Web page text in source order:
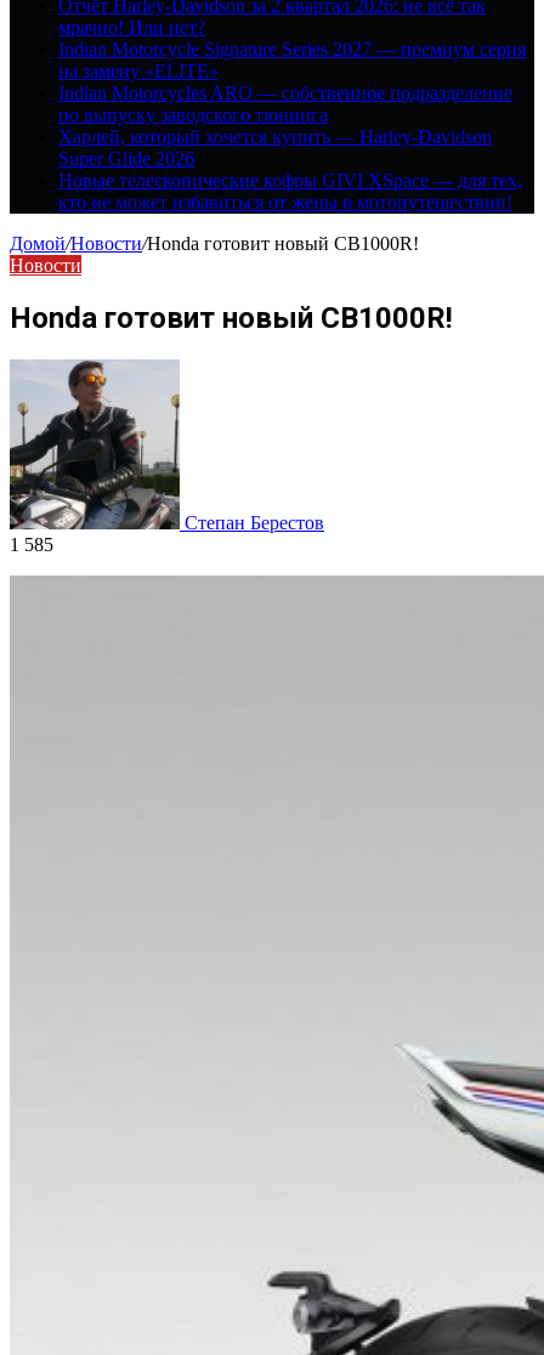
Отчёт Harley-Davidson за 2 квартал 2026: не всё так
мрачно! Или нет?
Indian Motorcycle Signature Series 2027 — премиум серия
на замену «ELITE»
Indian Motorcycles ARO — собственное подразделение
по выпуску заводского тюнинга
Харлей, который хочется купить — Harley-Davidson
Super Glide 2026
Новые телескопические кофры GIVI XSpace — для тех,
кто не может избавиться от жены в мотопутешествии!
Домой/Новости/Honda готовит новый CB1000R!
Новости
Honda готовит новый CB1000R!
Степан Берестов
1 585